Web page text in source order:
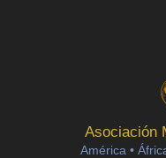
Asociación
América •